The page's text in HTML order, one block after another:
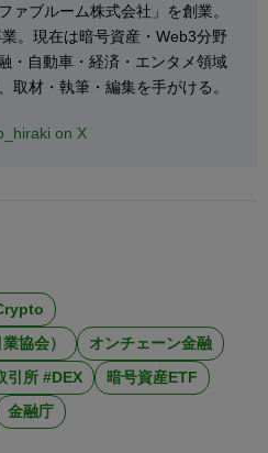
ァブルーム株式会社」を創業。
。現在は暗号資産・Web3分野
・自動車・経済・エンタメ領域
取材・執筆・編集を手がける。
on X
協会）
オンチェーン金融
引所 #DEX
暗号資産ETF
金融庁